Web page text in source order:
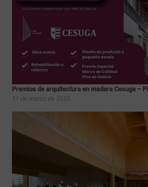
Premios de arquitectura en madera Cesuga –
11 de marzo de 2025